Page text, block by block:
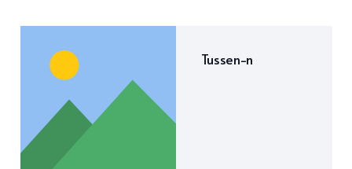
Tussen-n